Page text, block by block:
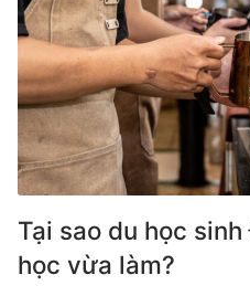
Tại sao du học
học vừa làm?